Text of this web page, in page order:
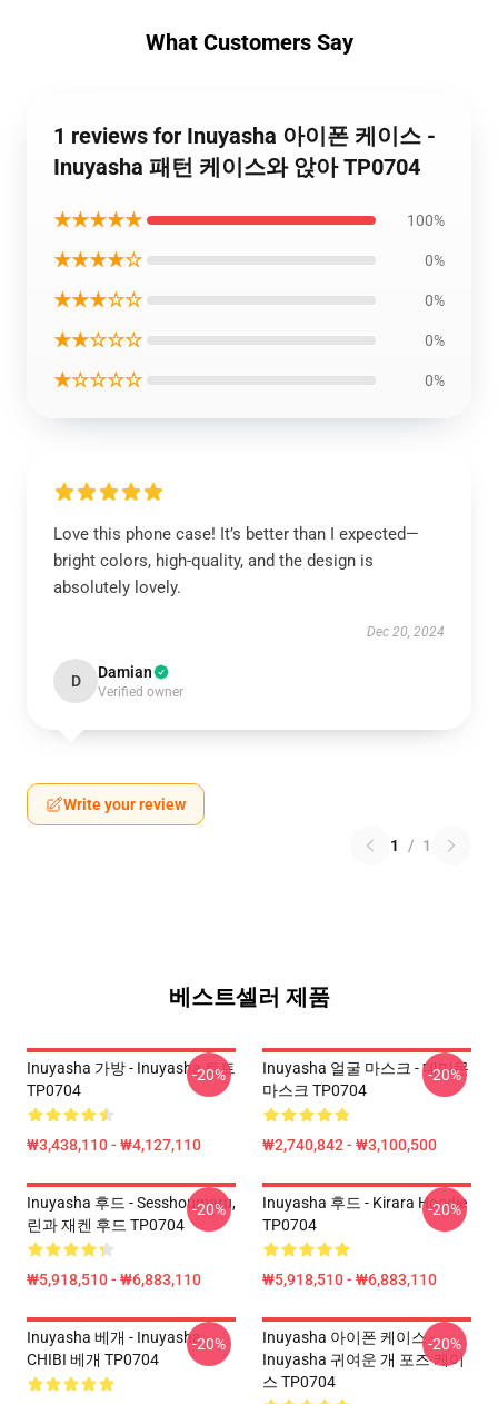
What Customers Say
1 reviews for Inuyasha 아이폰 케이스 -
Inuyasha 패턴 케이스와 앉아 TP0704
★★★★★ 100%
★★★★☆ 0%
★★★☆☆ 0%
★★☆☆☆ 0%
★☆☆☆☆ 0%
Love this phone case! It’s better than I expected—
bright colors, high-quality, and the design is
absolutely lovely.
Dec 20, 2024
D Damian
Verified owner
Write your review
1 / 1
베스트셀러 제품
Inuyasha 가방 - Inuyasha 토트
TP0704
₩3,438,110 - ₩4,127,110
-20%
Inuyasha 얼굴 마스크 - 데미몬
마스크 TP0704
₩2,740,842 - ₩3,100,500
-20%
Inuyasha 후드 - Sesshoumaru,
린과 재켄 후드 TP0704
₩5,918,510 - ₩6,883,110
-20%
Inuyasha 후드 - Kirara Hoodie
TP0704
₩5,918,510 - ₩6,883,110
-20%
Inuyasha 베개 - Inuyasha
CHIBI 베개 TP0704
-20%
Inuyasha 아이폰 케이스 -
Inuyasha 귀여운 개 포즈 케이
스 TP0704
-20%